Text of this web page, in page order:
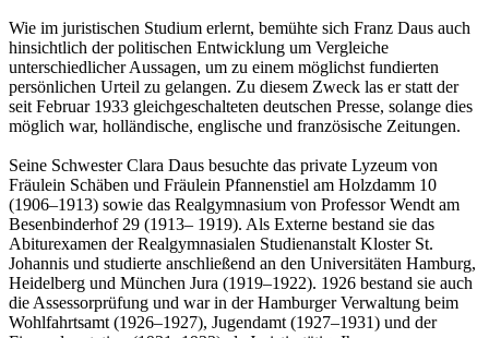
Wie im juristischen Studium erlernt, bemühte sich Franz Daus auch
hinsichtlich der politischen Entwicklung um Vergleiche
unterschiedlicher Aussagen, um zu einem möglichst fundierten
persönlichen Urteil zu gelangen. Zu diesem Zweck las er statt der
seit Februar 1933 gleichgeschalteten deutschen Presse, solange dies
möglich war, holländische, englische und französische Zeitungen.
Seine Schwester Clara Daus besuchte das private Lyzeum von
Fräulein Schäben und Fräulein Pfannenstiel am Holzdamm 10
(1906–1913) sowie das Realgymnasium von Professor Wendt am
Besenbinderhof 29 (1913– 1919). Als Externe bestand sie das
Abiturexamen der Realgymnasialen Studienanstalt Kloster St.
Johannis und studierte anschließend an den Universitäten Hamburg,
Heidelberg und München Jura (1919–1922). 1926 bestand sie auch
die Assessorprüfung und war in der Hamburger Verwaltung beim
Wohlfahrtsamt (1926–1927), Jugendamt (1927–1931) und der